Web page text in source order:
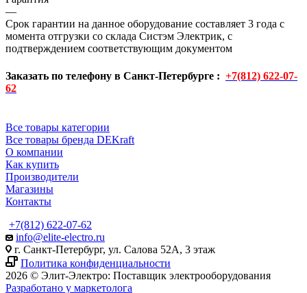
—
Срок гарантии на данное оборудование составляет 3 года с
момента отгрузки со склада Систэм Электрик, с
подтверждением соответствующим документом
Заказать по телефону в Санкт-Петербурге : +7(812) 622-07-
62
Все товары категории
Все товары бренда DEKraft
О компании
Как купить
Производители
Магазины
Контакты
+7(812) 622-07-62
info@elite-electro.ru
г. Санкт-Петербург, ул. Салова 52А, 3 этаж
Политика конфиденциальности
2026 © Элит-Электро: Поставщик электрооборудования
Разработано у маркетолога